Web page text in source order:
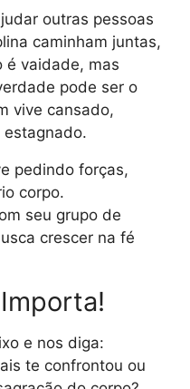
outras pessoas
caminham juntas,
é vaidade, mas
pode ser o
vive cansado,
pedindo forças,
corpo.
seu grupo de
crescer na fé
e nos diga:
te confrontou ou